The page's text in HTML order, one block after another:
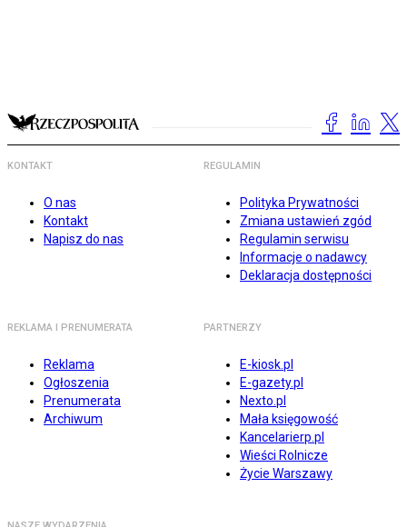
KONTAKT
O nas
Kontakt
Napisz do nas
REGULAMIN
Polityka Prywatności
Zmiana ustawień zgód
Regulamin serwisu
Informacje o nadawcy
Deklaracja dostępności
REKLAMA I PRENUMERATA
Reklama
Ogłoszenia
Prenumerata
Archiwum
PARTNERZY
E-kiosk.pl
E-gazety.pl
Nexto.pl
Mała księgowość
Kancelarierp.pl
Wieści Rolnicze
Życie Warszawy